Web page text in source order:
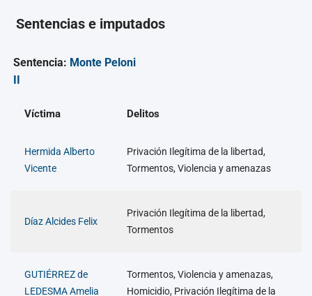
Sentencias e imputados
Sentencia: Monte Peloni
Víctima Delitos
Hermida Alberto
Vicente
Privación Ilegítima de la libertad,
Tormentos, Violencia y amenazas
Díaz Alcides Felix
Privación Ilegítima de la libertad,
Tormentos
GUTIÉRREZ de
LEDESMA Amelia
Tormentos, Violencia y amenazas,
Homicidio, Privación Ilegítima de la